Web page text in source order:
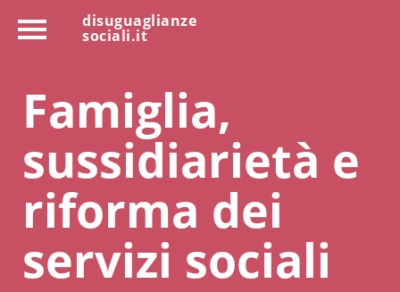
disuguaglianze
sociali.it
Famiglia,
sussidiarietà e
riforma dei
servizi sociali